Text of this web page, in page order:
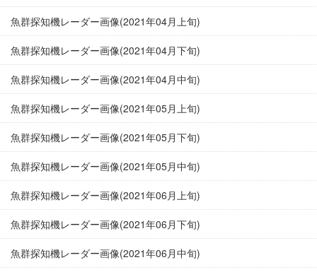
魚群探知機レーダー画像(2021年04月上旬)
魚群探知機レーダー画像(2021年04月下旬)
魚群探知機レーダー画像(2021年04月中旬)
魚群探知機レーダー画像(2021年05月上旬)
魚群探知機レーダー画像(2021年05月下旬)
魚群探知機レーダー画像(2021年05月中旬)
魚群探知機レーダー画像(2021年06月上旬)
魚群探知機レーダー画像(2021年06月下旬)
魚群探知機レーダー画像(2021年06月中旬)